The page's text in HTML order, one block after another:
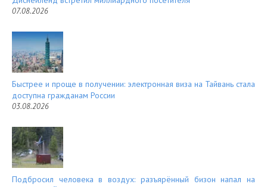
07.08.2026
Быстрее и проще в получении: электронная виза на Тайвань стала
доступна гражданам России
03.08.2026
Подбросил человека в воздух: разъярённый бизон напал на